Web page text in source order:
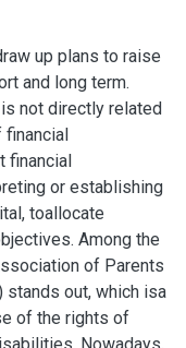
up plans to raise
and long term.
not directly related
financial
financial
or establishing
toallocate
Among the
of Parents
stands out, which isa
of the rights of